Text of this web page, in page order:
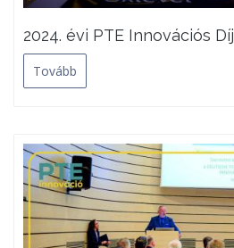
2024. évi PTE Innovációs Díj
Tovább